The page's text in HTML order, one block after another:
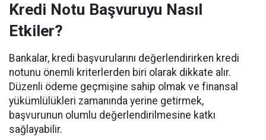
Kredi Notu Başvuruyu Nasıl
Etkiler?
Bankalar, kredi başvurularını değerlendirirken kredi
notunu önemli kriterlerden biri olarak dikkate alır.
Düzenli ödeme geçmişine sahip olmak ve finansal
yükümlülükleri zamanında yerine getirmek,
başvurunun olumlu değerlendirilmesine katkı
sağlayabilir.